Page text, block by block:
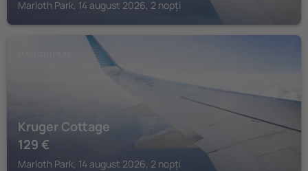
Marloth Park, 14 august 2026, 2 nopți
Kruger Cottage
129 €
Marloth Park, 14 august 2026, 2 nopți